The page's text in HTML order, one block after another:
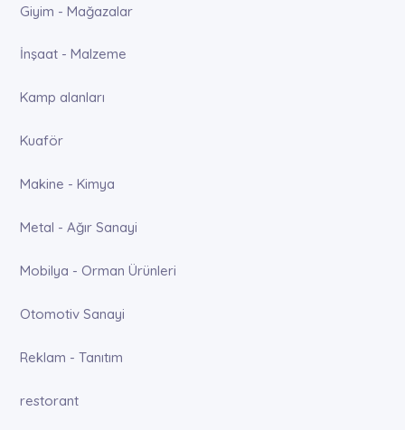
Giyim - Mağazalar
İnşaat - Malzeme
Kamp alanları
Kuaför
Makine - Kimya
Metal - Ağır Sanayi
Mobilya - Orman Ürünleri
Otomotiv Sanayi
Reklam - Tanıtım
restorant